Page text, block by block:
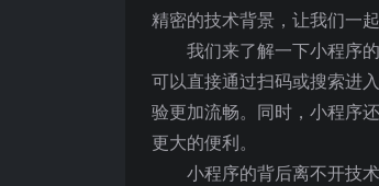
精密的技术背景，让我们一
我们来了解一下小程序
可以直接通过扫码或搜索进
验更加流畅。同时，小程序
更大的便利。
小程序的背后离不开技